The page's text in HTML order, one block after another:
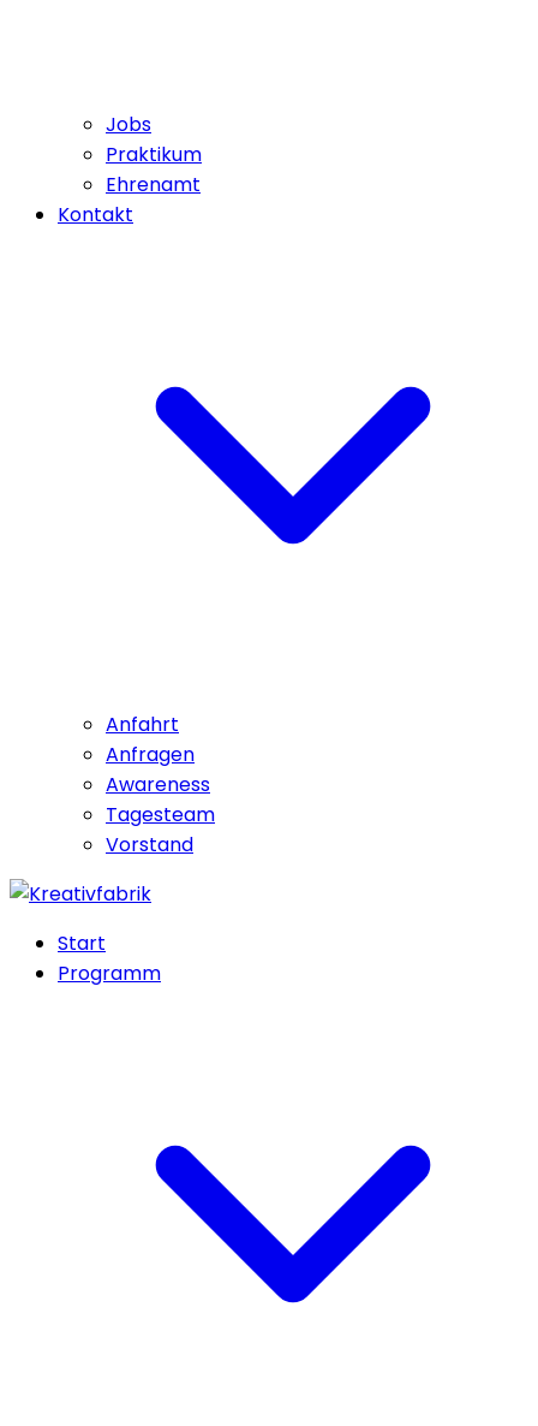
Jobs
Praktikum
Ehrenamt
Kontakt
Anfahrt
Anfragen
Awareness
Tagesteam
Vorstand
Start
Programm